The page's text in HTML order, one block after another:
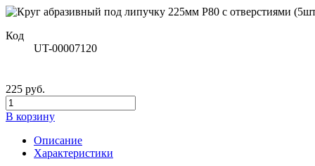
Код
UT-00007120
225 руб.
В корзину
Описание
Характеристики